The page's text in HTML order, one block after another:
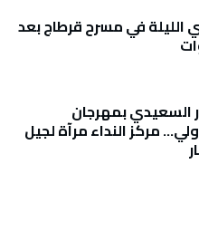
الليلة في مسرح قرطاج بعد
السعيدي بمهرجان
مركز النداء مرآة لجيل